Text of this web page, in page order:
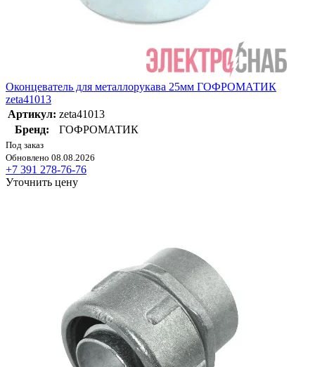
Оконцеватель для металлорукава 25мм ГОФРОМАТИК
zeta41013
Артикул: zeta41013
Бренд:
ГОФРОМАТИК
Под заказ
Обновлено 08.08.2026
+7 391 278-76-76
Уточнить цену